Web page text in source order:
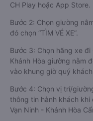
CH Play hoặc App Store.
Bước 2: Chọn giường
đó chọn “TÌM VÉ XE”.
Bước 3: Chọn hãng xe
Khánh Hòa giường nằm
vào khung giờ quý
Bước 4: Chọn vị trí/
thông tin hành khách
Vạn Ninh - Khánh Hòa